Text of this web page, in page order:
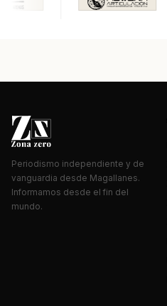
Periodismo independiente y de
vanguardia desde Magallanes.
Informamos desde el fin del
mundo.